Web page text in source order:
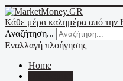
Κάθε μέρα καλημέρα από την
Αναζήτηση...
Εναλλαγή πλοήγησης
Home